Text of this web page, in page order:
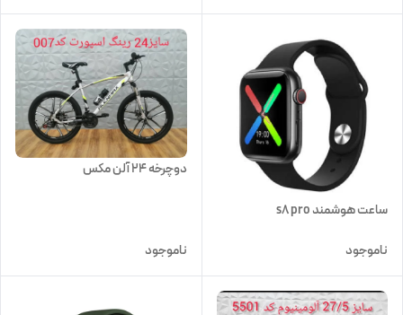
ساعت هوشمند s8 pro
ناموجود
دوچرخه 24 آلن مکس
ناموجود